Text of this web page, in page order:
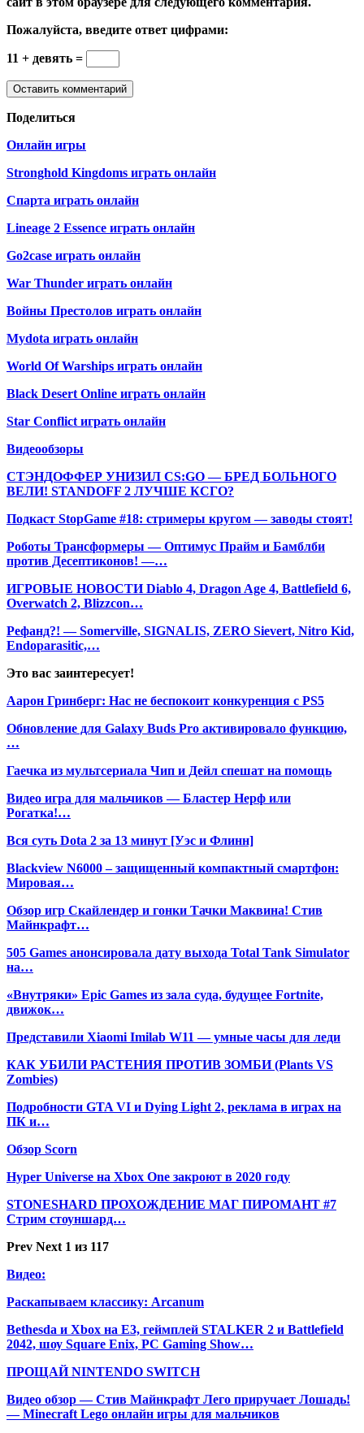
Пожалуйста, введите ответ цифрами:
11 + девять =
Поделиться
Онлайн игры
Stronghold Kingdoms играть онлайн
Спарта играть онлайн
Lineage 2 Essence играть онлайн
Go2case играть онлайн
War Thunder играть онлайн
Войны Престолов играть онлайн
Mydota играть онлайн
World Of Warships играть онлайн
Black Desert Online играть онлайн
Star Conflict играть онлайн
Видеообзоры
СТЭНДОФФЕР УНИЗИЛ CS:GO — БРЕД БОЛЬНОГО
ВЕЛИ! STANDOFF 2 ЛУЧШЕ КСГО?
Подкаст StopGame #18: стримеры кругом — заводы стоят!
Роботы Трансформеры — Оптимус Прайм и Бамблби
против Десептиконов! —…
ИГРОВЫЕ НОВОСТИ Diablo 4, Dragon Age 4, Battlefield 6,
Overwatch 2, Blizzcon…
Рефанд?! — Somerville, SIGNALIS, ZERO Sievert, Nitro Kid,
Endoparasitic,…
Это вас заинтересует!
Аарон Гринберг: Нас не беспокоит конкуренция с PS5
Обновление для Galaxy Buds Pro активировало функцию,
…
Гаечка из мультсериала Чип и Дейл спешат на помощь
Видео игра для мальчиков — Бластер Нерф или
Рогатка!…
Вся суть Dota 2 за 13 минут [Уэс и Флинн]
Blackview N6000 – защищенный компактный смартфон:
Мировая…
Обзор игр Скайлендер и гонки Тачки Маквина! Стив
Майнкрафт…
505 Games анонсировала дату выхода Total Tank Simulator
на…
«Внутряки» Epic Games из зала суда, будущее Fortnite,
движок…
Представили Xiaomi Imilab W11 — умные часы для леди
КАК УБИЛИ РАСТЕНИЯ ПРОТИВ ЗОМБИ (Plants VS
Zombies)
Подробности GTA VI и Dying Light 2, реклама в играх на
ПК и…
Обзор Scorn
Hyper Universe на Xbox One закроют в 2020 году
STONESHARD ПРОХОЖДЕНИЕ МАГ ПИРОМАНТ #7
Стрим стоуншард…
Prev Next 1 из 117
Видео:
Раскапываем классику: Arcanum
Bethesda и Xbox на E3, геймплей STALKER 2 и Battlefield
2042, шоу Square Enix, PC Gaming Show…
ПРОЩАЙ NINTENDO SWITCH
Видео обзор — Стив Майнкрафт Лего приручает Лошадь!
— Minecraft Lego онлайн игры для мальчиков